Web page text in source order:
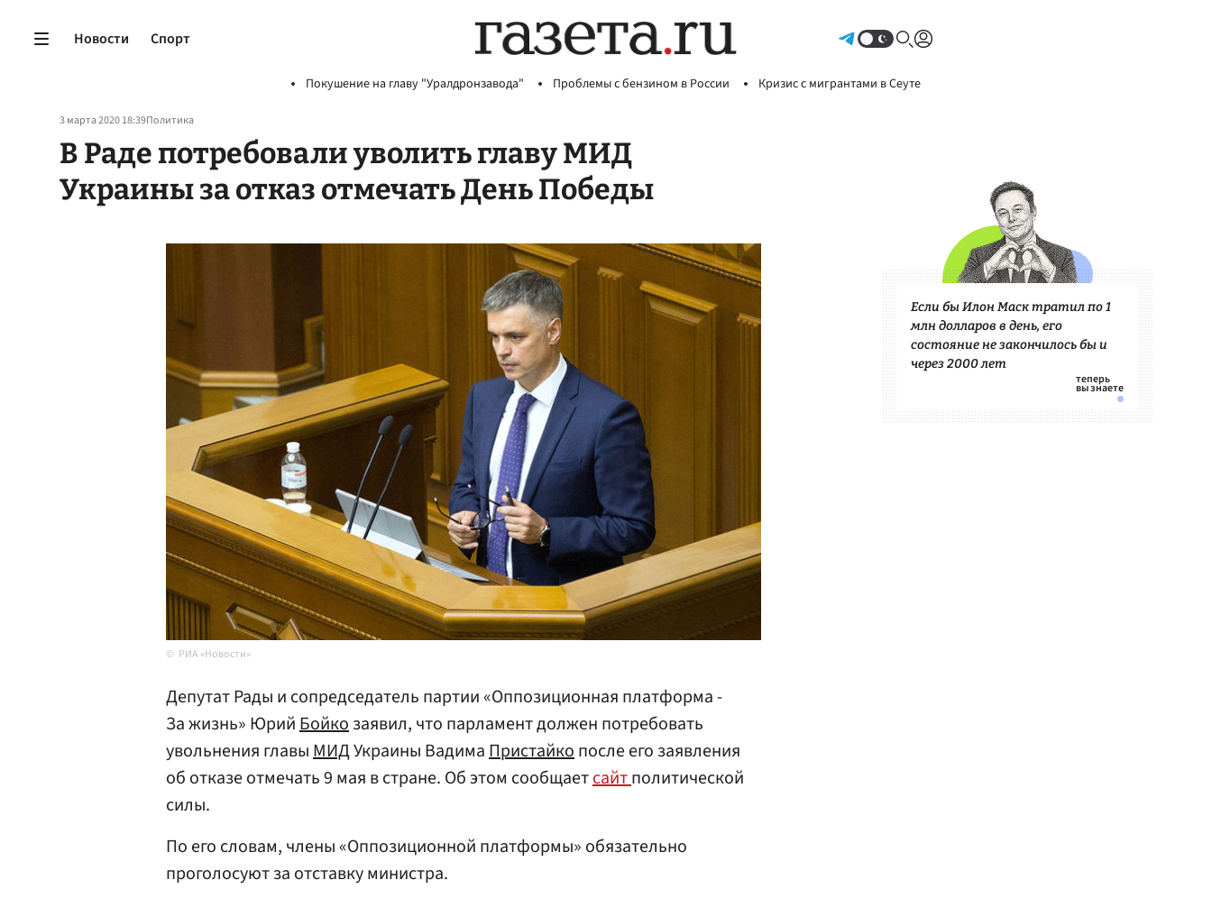
Новости Спорт
Покушение на главу "Уралдронзавода" Проблемы с бензином в России Кризис с мигрантами в Сеуте
3 марта 2020 18:39Политика
В Раде потребовали уволить главу МИД
Украины за отказ отмечать День Победы
РИА «Новости»
Депутат Рады и сопредседатель партии «Оппозиционная платформа -
За жизнь» ЮрийБойкозаявил, что парламент должен потребовать
увольнения главыМИДУкраины ВадимаПристайкопосле его заявления
об отказе отмечать 9 мая в стране. Об этом сообщаетсайтполитической
силы.
По его словам, члены «Оппозиционной платформы» обязательно
проголосуют за отставку министра.
Если бы Илон Маск тратил по 1
млн долларов в день, его
состояние не закончилось бы и
через 2000 лет